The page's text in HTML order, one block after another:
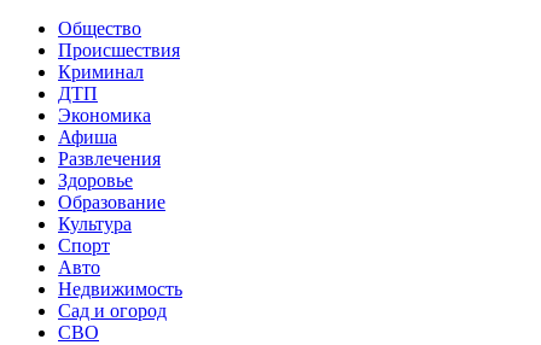
Общество
Происшествия
Криминал
ДТП
Экономика
Афиша
Развлечения
Здоровье
Образование
Культура
Спорт
Авто
Недвижимость
Сад и огород
СВО